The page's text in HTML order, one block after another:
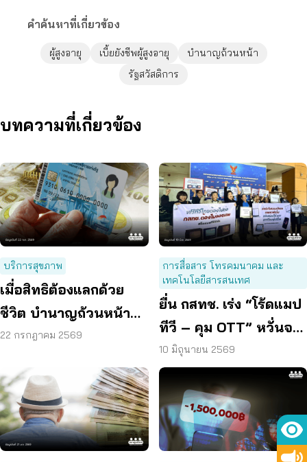
คำค้นหาที่เกี่ยวข้อง
ผู้สูงอายุ เบี้ยยังชีพผู้สูงอายุ
บำนาญถ้วนหน้า
รัฐสวัสดิการ
บทความที่เกี่ยวข้อง
บริการสุขภาพ
เมื่อสิทธิต้องแลกด้วย
ชีวิต บำนาญถ้วนหน้า
คือคำตอบของสังคมสูง
22 กรกฎาคม 2569
การสื่อสาร โทรคมนาคม และ
เทคโนโลยีสารสนเทศ
ยื่น กสทช. เร่ง “โร้ดแมป
ทีวี – คุม OTT” หวั่นจอ
ดับ ซ้ำเติมกลุ่มเปราะบาง
10 มิถุนายน 2569